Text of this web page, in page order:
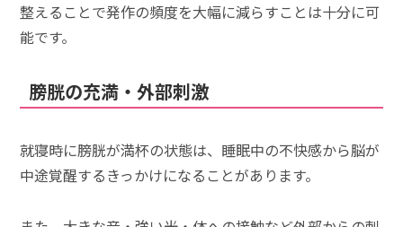
整えることで発作の頻度を大幅に減らすことは十分に可
能です。
膀胱の充満・外部刺激
就寝時に膀胱が満杯の状態は、睡眠中の不快感から脳が
中途覚醒するきっかけになることがあります。